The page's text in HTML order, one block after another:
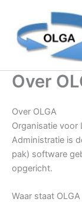
inhoud
Over
Over OLGA
Organisatie voor
Administratie is
pak) software
opgericht.
Waar staat